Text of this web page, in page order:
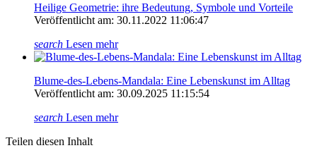
Heilige Geometrie: ihre Bedeutung, Symbole und Vorteile
Veröffentlicht am: 30.11.2022 11:06:47
search Lesen mehr
Blume-des-Lebens-Mandala: Eine Lebenskunst im Alltag
Veröffentlicht am: 30.09.2025 11:15:54
search Lesen mehr
Teilen diesen Inhalt